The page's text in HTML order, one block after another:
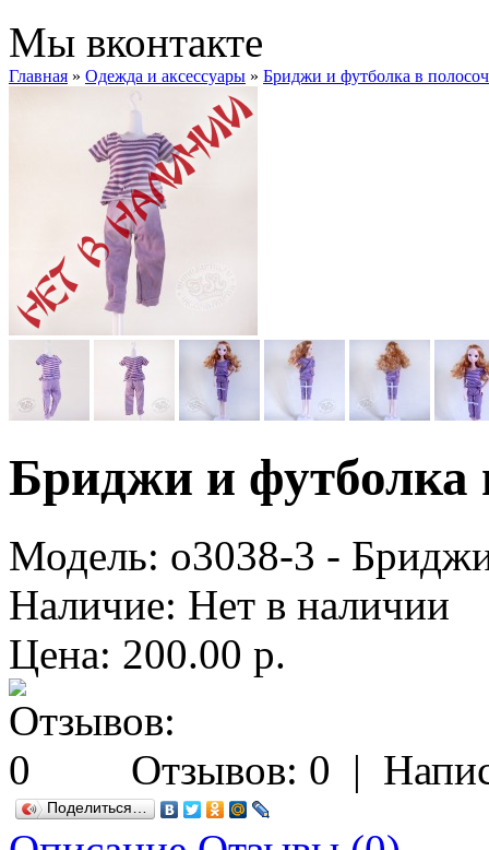
Мы вконтакте
Главная » Одежда и аксессуары » Бриджи и футболка в
Бриджи и футболка
Модель: o3038-3 -
Наличие: Нет в наличии
Цена: 200.00 р.
Отзывов: 0 |
Поделиться…